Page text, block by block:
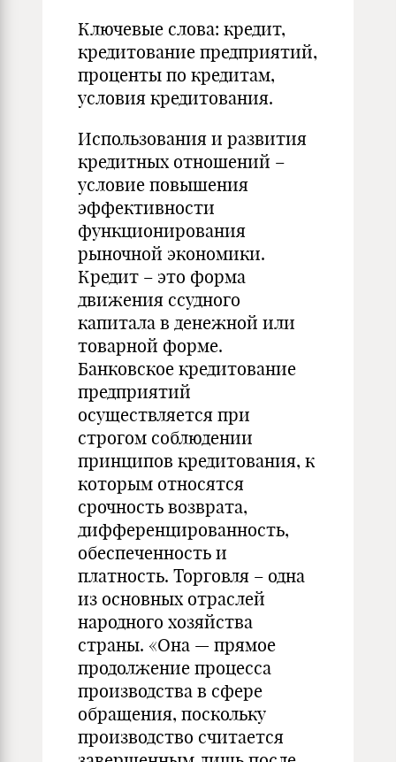
Ключевые слова: кредит,
кредитование предприятий,
проценты по кредитам,
условия кредитования.
Использования и развития
кредитных отношений –
условие повышения
эффективности
функционирования
рыночной экономики.
Кредит – это форма
движения ссудного
капитала в денежной или
товарной форме.
Банковское кредитование
предприятий
осуществляется при
строгом соблюдении
принципов кредитования, к
которым относятся
срочность возврата,
дифференцированность,
обеспеченность и
платность. Торговля – одна
из основных отраслей
народного хозяйства
страны. «Она — прямое
продолжение процесса
производства в сфере
обращения, поскольку
производство считается